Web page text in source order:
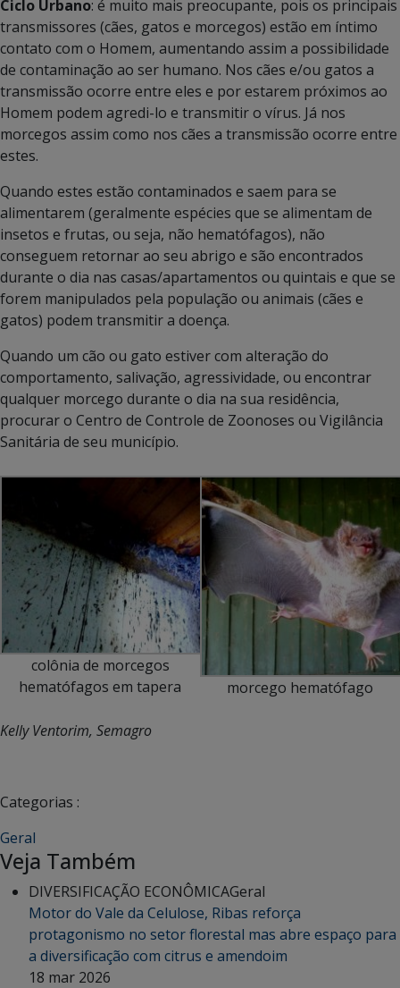
Ciclo Urbano: é muito mais preocupante, pois os principais
transmissores (cães, gatos e morcegos) estão em íntimo
contato com o Homem, aumentando assim a possibilidade
de contaminação ao ser humano. Nos cães e/ou gatos a
transmissão ocorre entre eles e por estarem próximos ao
Homem podem agredi-lo e transmitir o vírus. Já nos
morcegos assim como nos cães a transmissão ocorre entre
estes.
Quando estes estão contaminados e saem para se
alimentarem (geralmente espécies que se alimentam de
insetos e frutas, ou seja, não hematófagos), não
conseguem retornar ao seu abrigo e são encontrados
durante o dia nas casas/apartamentos ou quintais e que se
forem manipulados pela população ou animais (cães e
gatos) podem transmitir a doença.
Quando um cão ou gato estiver com alteração do
comportamento, salivação, agressividade, ou encontrar
qualquer morcego durante o dia na sua residência,
procurar o Centro de Controle de Zoonoses ou Vigilância
Sanitária de seu município.
colônia de morcegos
hematófagos em tapera
morcego hematófago
Kelly Ventorim, Semagro
Categorias :
Geral
Veja Também
DIVERSIFICAÇÃO ECONÔMICAGeral
Motor do Vale da Celulose, Ribas reforça
protagonismo no setor florestal mas abre espaço para
a diversificação com citrus e amendoim
18 mar 2026